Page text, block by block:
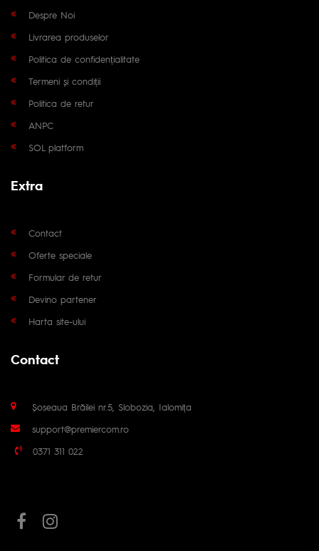
Despre Noi
Livrarea produselor
Politica de confidențialitate
Termeni și condiții
Politica de retur
ANPC
SOL platform
Extra
Contact
Oferte speciale
Formular de retur
Devino partener
Harta site-ului
Contact
Șoseaua Brăilei nr.5, Slobozia, Ialomița
support@premiercom.ro
0371 311 022